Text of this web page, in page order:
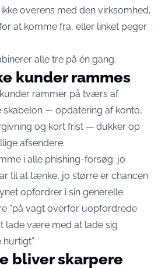
overens med den virksomhed,
at komme fra, eller linket peger
alle tre på én gang.
kunder rammes
rammer på tværs af
skabelon — opdatering af konto,
og kort frist — dukker op
afsendere.
i alle phishing-forsøg: jo
til at tænke, jo større er chancen
opfordrer i sin generelle
“på vagt overfor uopfordrede
lade være med at lade sig
bliver skarpere